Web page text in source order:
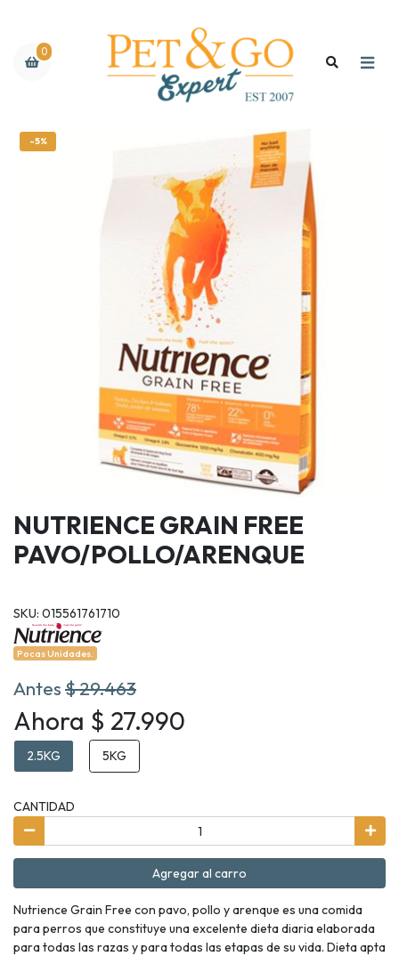
0
-5%
NUTRIENCE GRAIN FREE
PAVO/POLLO/ARENQUE
SKU: 015561761710
Pocas Unidades.
Antes$ 29.463
Ahora $ 27.990
2.5KG 5KG
CANTIDAD
Agregar al carro
Nutrience Grain Free con pavo, pollo y arenque es una comida
para perros que constituye una excelente dieta diaria elaborada
para todas las razas y para todas las etapas de su vida. Dieta apta